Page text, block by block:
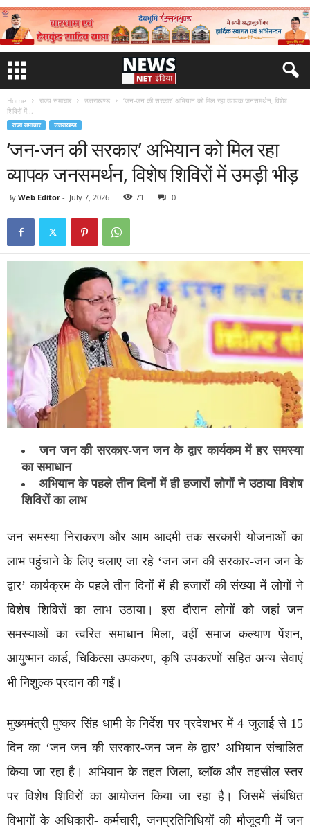
Home राज्य समाचार उत्तराखण्ड
‘जन-जन की सरकार’ अभियान को मिल रहा व्यापक जनसमर्थन, विशेष
शिविरों में...
राज्य समाचार उत्तराखण्ड
‘जन-जन की सरकार’ अभियान को मिल रहा
व्यापक जनसमर्थन, विशेष शिविरों में उमड़ी भीड़
By Web Editor - July 7, 2026 71 0
जन जन की सरकार-जन जन के द्वार कार्यकम में हर समस्या
का समाधान
अभियान के पहले तीन दिनों में ही हजारों लोगों ने उठाया विशेष
शिविरों का लाभ
जन समस्या निराकरण और आम आदमी तक सरकारी योजनाओं का
लाभ पहुंचाने के लिए चलाए जा रहे ‘जन जन की सरकार-जन जन के
द्वार’ कार्यक्रम के पहले तीन दिनों में ही हजारों की संख्या में लोगों ने
विशेष शिविरों का लाभ उठाया। इस दौरान लोगों को जहां जन
समस्याओं का त्वरित समाधान मिला, वहीं समाज कल्याण पेंशन,
आयुष्मान कार्ड, चिकित्सा उपकरण, कृषि उपकरणों सहित अन्य सेवाएं
भी निशुल्क प्रदान की गईं।
मुख्यमंत्री पुष्कर सिंह धामी के निर्देश पर प्रदेशभर में 4 जुलाई से 15
दिन का ‘जन जन की सरकार-जन जन के द्वार’ अभियान संचालित
किया जा रहा है। अभियान के तहत जिला, ब्लॉक और तहसील स्तर
पर विशेष शिविरों का आयोजन किया जा रहा है। जिसमें संबंधित
विभागों के अधिकारी- कर्मचारी, जनप्रतिनिधियों की मौजूदगी में जन